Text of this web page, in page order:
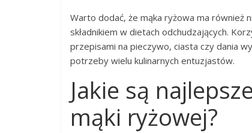
Warto dodać, że mąka ryżowa ma również
składnikiem w dietach odchudzających.
przepisami na pieczywo, ciasta czy dania
potrzeby wielu kulinarnych entuzjastów.
Jakie są
mąki ryżowej?